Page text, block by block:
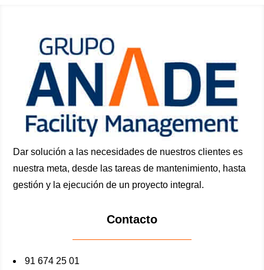
Dar solución a las necesidades de nuestros clientes es
nuestra meta, desde las tareas de mantenimiento, hasta
gestión y la ejecución de un proyecto integral.
Contacto
91 674 25 01